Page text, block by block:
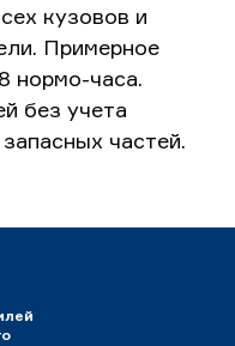
кузовов и
Примерное
нормо-часа.
без учета
частей.